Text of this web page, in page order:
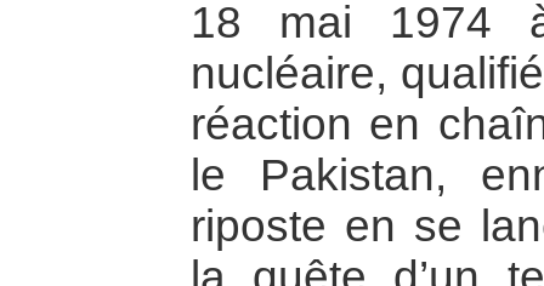
18 mai 1974
nucléaire,
réaction en
le Pakistan,
riposte en se